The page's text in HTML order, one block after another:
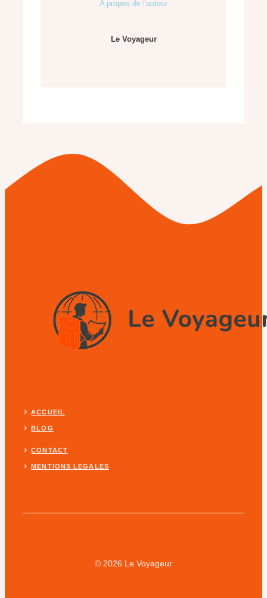
A propos de l'auteur
Le Voyageur
ACCUEIL
BLOG
CONTACT
MENTIONS LEGALES
© 2026 Le Voyageur